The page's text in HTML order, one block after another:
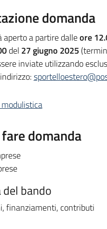
domanda
aperto a partire dalleore
del 27 giugno 2025
inviate utilizzando
domanda
bando
finanziamenti, contributi